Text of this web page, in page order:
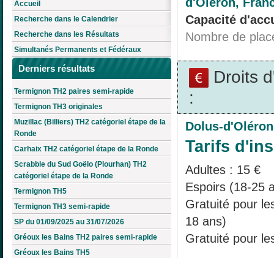
Accueil
Recherche dans le Calendrier
Recherche dans les Résultats
Simultanés Permanents et Fédéraux
Derniers résultats
Termignon TH2 paires semi-rapide
Termignon TH3 originales
Muzillac (Billiers) TH2 catégoriel étape de la
Ronde
Carhaix TH2 catégoriel étape de la Ronde
Scrabble du Sud Goëlo (Plourhan) TH2
catégoriel étape de la Ronde
Termignon TH5
Termignon TH3 semi-rapide
SP du 01/09/2025 au 31/07/2026
Gréoux les Bains TH2 paires semi-rapide
Gréoux les Bains TH5
Capacité
Nombre de
Droits
:
Dolus-
Tarifs
Adultes : 15 €
Espoirs (18-25
Gratuité pour
18 ans)
Gratuité pour